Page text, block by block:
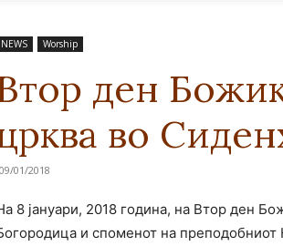
NEWS Worship
ден
во
09/01/2018
8 јануари, 2018 година, на Втор ден
и споменот на